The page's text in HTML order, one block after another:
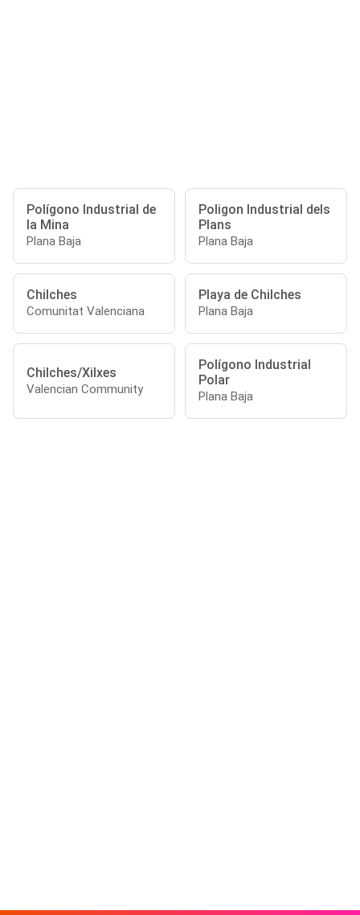
Polígono Industrial de
la Mina
Plana Baja
Poligon Industrial dels
Plans
Plana Baja
Chilches
Comunitat Valenciana
Playa de Chilches
Plana Baja
Chilches/Xilxes
Valencian Community
Polígono Industrial
Polar
Plana Baja